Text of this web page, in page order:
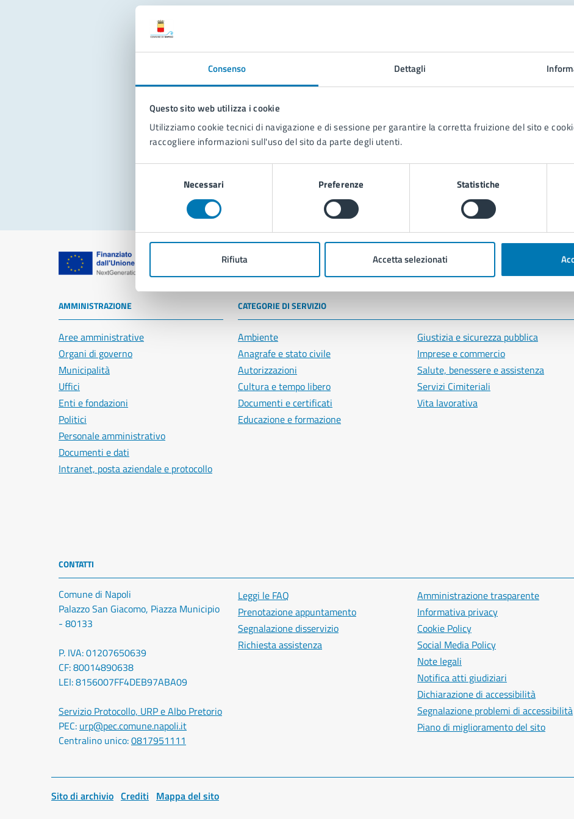
Consenso Dettagli
Questo sito web utilizza i cookie
Utilizziamo cookie tecnici di navigazione e di sessione per garantire la corretta fruizione del sito e
raccogliere informazioni sull'uso del sito da parte degli utenti.
Necessari Preferenze Statistiche
Rifiuta Accetta selezionati
Problemi in città
Segnala disservizio
Comune di Napoli
AMMINISTRAZIONE
Aree amministrative
Organi di governo
Municipalità
Uffici
Enti e fondazioni
Politici
Personale amministrativo
Documenti e dati
Intranet, posta aziendale e protocollo
CATEGORIE DI SERVIZIO
Ambiente
Anagrafe e stato civile
Autorizzazioni
Cultura e tempo libero
Documenti e certificati
Educazione e formazione
Giustizia e sicurezza pubblica
Imprese e commercio
Salute, benessere e assistenza
Servizi Cimiteriali
Vita lavorativa
CONTATTI
Comune di Napoli
Palazzo San Giacomo, Piazza Municipio
- 80133
P. IVA: 01207650639
CF: 80014890638
LEI: 8156007FF4DEB97ABA09
Servizio Protocollo, URP e Albo Pretorio
PEC: urp@pec.comune.napoli.it
Centralino unico:0817951111
Leggi le FAQ
Prenotazione appuntamento
Segnalazione disservizio
Richiesta assistenza
Amministrazione trasparente
Informativa privacy
Cookie Policy
Social Media Policy
Note legali
Notifica atti giudiziari
Dichiarazione di accessibilità
Segnalazione problemi di accessibilità
Piano di miglioramento del sito
Sito di archivio Crediti Mappa del sito